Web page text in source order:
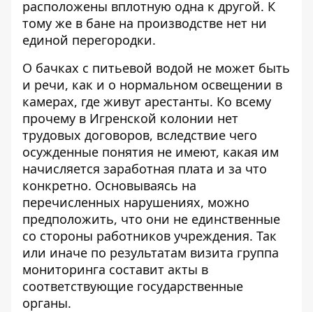
расположены вплотную одна к другой. К
тому же в бане на производстве нет ни
единой перегородки.
О бачках с питьевой водой не может быть
и речи, как и о нормальном освещении в
камерах, где живут арестанты. Ко всему
прочему в Игренской колонии нет
трудовых договоров, вследствие чего
осужденные понятия не имеют, какая им
начисляется заработная плата и за что
конкретно. Основываясь на
перечисленных нарушениях, можно
предположить, что они не единственные
со стороны работников учреждения. Так
или иначе по результатам визита группа
мониторинга составит акты в
соответствующие государственные
органы.